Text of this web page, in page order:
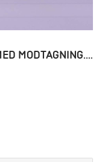
HÅNDSTAND OP AD VÆG ELLER MED MODTAGNING.MP4